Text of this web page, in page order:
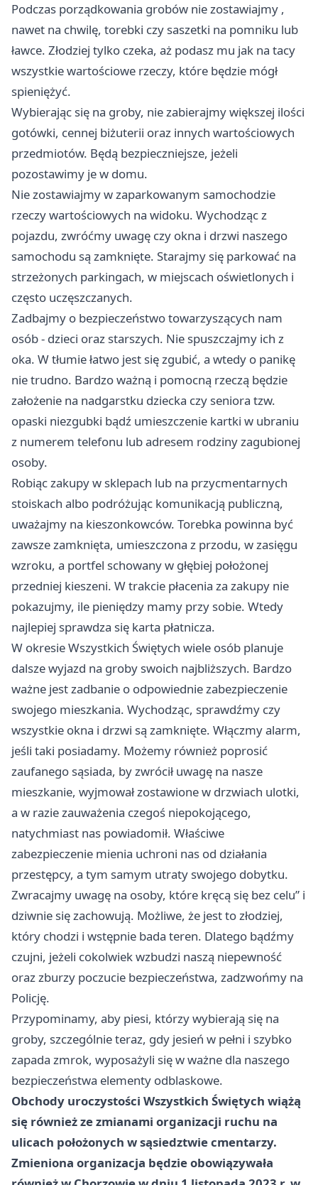
Podczas porządkowania grobów nie zostawiajmy ,
nawet na chwilę, torebki czy saszetki na pomniku lub
ławce. Złodziej tylko czeka, aż podasz mu jak na tacy
wszystkie wartościowe rzeczy, które będzie mógł
spieniężyć.
Wybierając się na groby, nie zabierajmy większej ilości
gotówki, cennej biżuterii oraz innych wartościowych
przedmiotów. Będą bezpieczniejsze, jeżeli
pozostawimy je w domu.
Nie zostawiajmy w zaparkowanym samochodzie
rzeczy wartościowych na widoku. Wychodząc z
pojazdu, zwróćmy uwagę czy okna i drzwi naszego
samochodu są zamknięte. Starajmy się parkować na
strzeżonych parkingach, w miejscach oświetlonych i
często uczęszczanych.
Zadbajmy o bezpieczeństwo towarzyszących nam
osób - dzieci oraz starszych. Nie spuszczajmy ich z
oka. W tłumie łatwo jest się zgubić, a wtedy o panikę
nie trudno. Bardzo ważną i pomocną rzeczą będzie
założenie na nadgarstku dziecka czy seniora tzw.
opaski niezgubki bądź umieszczenie kartki w ubraniu
z numerem telefonu lub adresem rodziny zagubionej
osoby.
Robiąc zakupy w sklepach lub na przycmentarnych
stoiskach albo podróżując komunikacją publiczną,
uważajmy na kieszonkowców. Torebka powinna być
zawsze zamknięta, umieszczona z przodu, w zasięgu
wzroku, a portfel schowany w głębiej położonej
przedniej kieszeni. W trakcie płacenia za zakupy nie
pokazujmy, ile pieniędzy mamy przy sobie. Wtedy
najlepiej sprawdza się karta płatnicza.
W okresie Wszystkich Świętych wiele osób planuje
dalsze wyjazd na groby swoich najbliższych. Bardzo
ważne jest zadbanie o odpowiednie zabezpieczenie
swojego mieszkania. Wychodząc, sprawdźmy czy
wszystkie okna i drzwi są zamknięte. Włączmy alarm,
jeśli taki posiadamy. Możemy również poprosić
zaufanego sąsiada, by zwrócił uwagę na nasze
mieszkanie, wyjmował zostawione w drzwiach ulotki,
a w razie zauważenia czegoś niepokojącego,
natychmiast nas powiadomił. Właściwe
zabezpieczenie mienia uchroni nas od działania
przestępcy, a tym samym utraty swojego dobytku.
Zwracajmy uwagę na osoby, które kręcą się bez celu” i
dziwnie się zachowują. Możliwe, że jest to złodziej,
który chodzi i wstępnie bada teren. Dlatego bądźmy
czujni, jeżeli cokolwiek wzbudzi naszą niepewność
oraz zburzy poczucie bezpieczeństwa, zadzwońmy na
Policję.
Przypominamy, aby piesi, którzy wybierają się na
groby, szczególnie teraz, gdy jesień w pełni i szybko
zapada zmrok, wyposażyli się w ważne dla naszego
bezpieczeństwa elementy odblaskowe.
Obchody uroczystości Wszystkich Świętych wiążą
się również ze zmianami organizacji ruchu na
ulicach położonych w sąsiedztwie cmentarzy.
Zmieniona organizacja będzie obowiązywała